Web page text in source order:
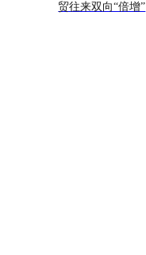
贸往来双向“倍增”